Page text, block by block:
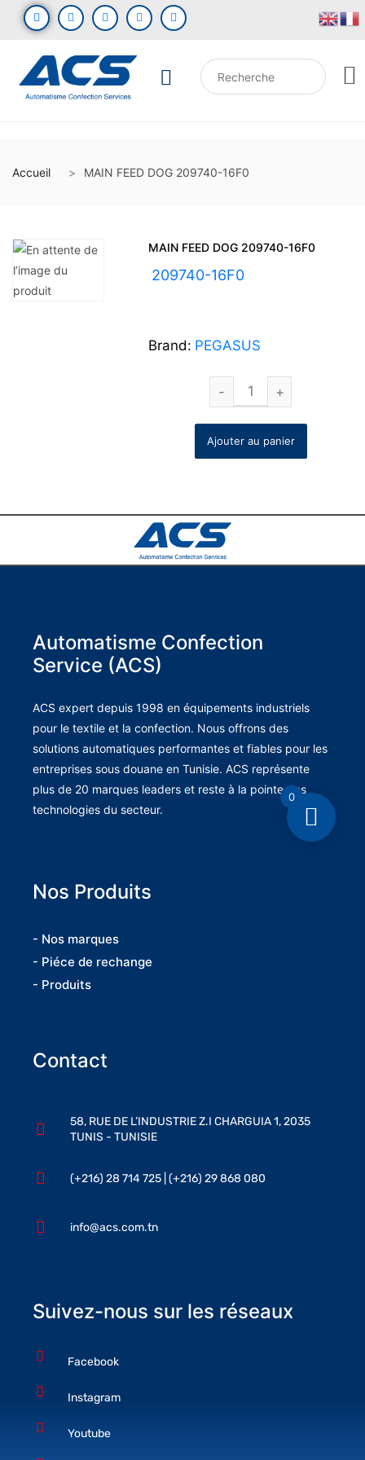
Accueil MAIN FEED DOG 209740-16F0
MAIN FEED DOG 209740-16F0
209740-16F0
Brand: PEGASUS
Ajouter au panier
Automatisme Confection
Service (ACS)
ACS expert depuis 1998 en équipements industriels
pour le textile et la confection. Nous offrons des
solutions automatiques performantes et fiables pour les
entreprises sous douane en Tunisie. ACS représente
plus de 20 marques leaders et reste à la pointe des
technologies du secteur.
Nos Produits
- Nos marques
- Piéce de rechange
- Produits
Contact
58, RUE DE L’INDUSTRIE Z.I CHARGUIA 1, 2035
TUNIS - TUNISIE
(+216) 28 714 725 | (+216) 29 868 080
info@acs.com.tn
Suivez-nous sur les réseaux
Facebook
Instagram
Youtube
0